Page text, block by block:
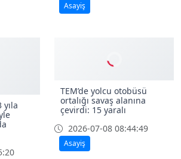
Asayiş
yıla
TEM’de yolcu otobüsü
ortalığı savaş alanına
çevirdi: 15 yaralı
2026-07-08 08:44:49
Asayiş